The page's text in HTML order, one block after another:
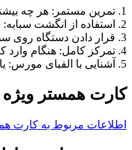
1. تمرین مستمر: هر چه بیشتر تمرین کنید، مهارت بیشتری در وارد کردن کدها کسب خواهید کرد.
2. استفاده از انگشت سبابه: به جای شست، از انگشت اشاره استفاده کنید. این روش دقت و کنترل شما را افزایش می‌دهد.
3. قرار دادن دستگاه روی سطحی پایدار: این اقدام ثبات بیشتری ایجاد کرده و احتمال خطا را کاهش می‌دهد.
4. تمرکز کامل: هنگام وارد کردن کد، تمام حواس خود را معطوف کنید تا از بروز اشتباه پیشگیری کنید.
5. آشنایی با الفبای مورس: یادگیری اصول پایه الفبای مورس می‌تواند به شما در وارد کردن سریع‌تر و دقیق‌تر کدها یاری رساند.
کارت همستر ویژه
اطلاعات مربوط به کارت همستر